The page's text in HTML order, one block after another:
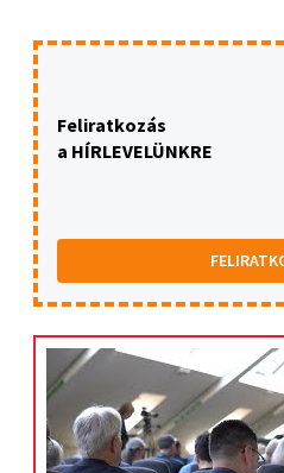
Feliratkozás
a HÍRLEVELÜNKRE